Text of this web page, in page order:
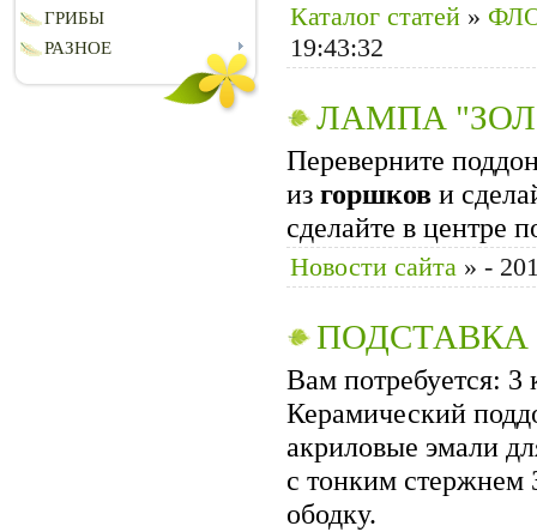
ГРИБЫ
РАЗНОЕ
Каталог статей »
19:43:32
ЛАМПА
Переверните
из горшков и
сделайте в центре
Новости сайта » -
Вам потребуется:
Керамический
акриловые эмали
с тонким стержнем
ободку.